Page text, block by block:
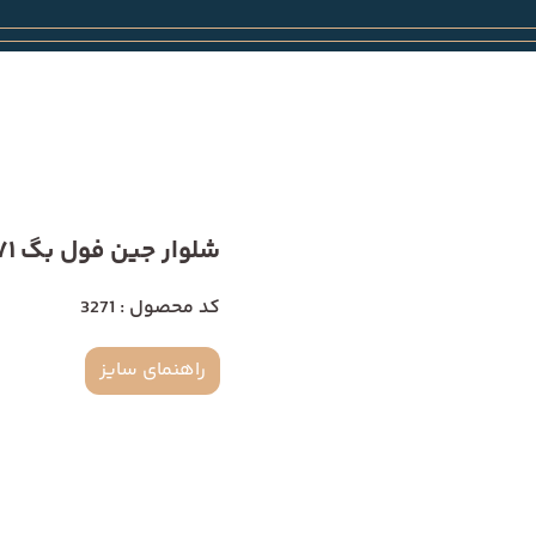
شلوار جین فول بگ 3271
کد محصول : 3271
راهنمای سایز